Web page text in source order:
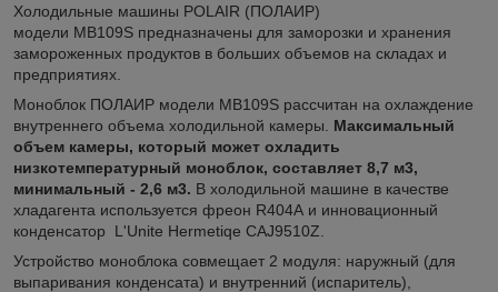
Холодильные машины POLAIR (ПОЛАИР)
модели МВ109S предназначены для заморозки и хранения
замороженных продуктов в больших объемов на складах и
предприятиях.
Моноблок ПОЛАИР модели МВ109S рассчитан на охлаждение
внутреннего объема холодильной камеры. Максимальный
объем камеры, который может охладить
низкотемпературный моноблок, составляет 8,7 м3,
минимальный - 2,6 м3. В холодильной машине в качестве
хладагента используется фреон R404А и инновационный
конденсатор L'Unite Нermetiqe САJ9510Z.
Устройство моноблока совмещает 2 модуля: наружный (для
выпаривания конденсата) и внутренний (испаритель),